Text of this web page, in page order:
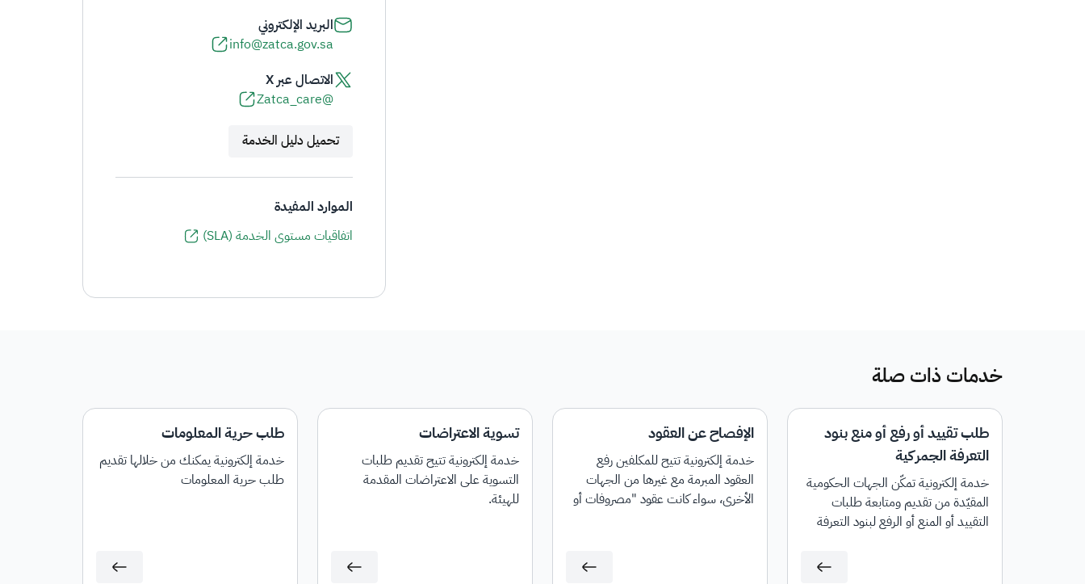
البريد الإلكتروني
info@zatca.gov.sa
الاتصال عبر X
@Zatca_care
تحميل دليل الخدمة
الموارد المفيدة
اتفاقيات مستوى الخدمة (SLA)
خدمات ذات صلة
طلب تقييد أو رفع أو منع بنود
التعرفة الجمركية
خدمة إلكترونية تمكّن الجهات الحكومية
المقيّدة من تقديم ومتابعة طلبات
التقييد أو المنع أو الرفع لبنود التعرفة
الإفصاح عن العقود
خدمة إلكترونية تتيح للمكلفين رفع
العقود المبرمة مع غيرها من الجهات
الأخرى، سواء كانت عقود "مصروفات أو
تسوية الاعتراضات
خدمة إلكترونية تتيح تقديم طلبات
التسوية على الاعتراضات المقدمة
للهيئة.
طلب حرية المعلومات
خدمة إلكترونية يمكنك من خلالها تقديم
طلب حرية المعلومات